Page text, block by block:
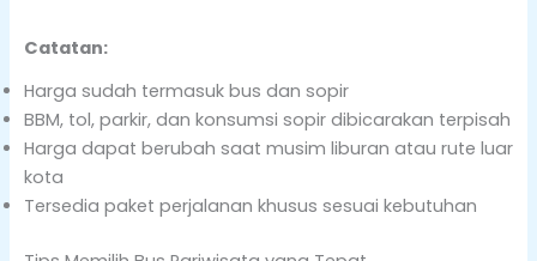
Catatan:
Harga sudah termasuk bus dan sopir
BBM, tol, parkir, dan konsumsi sopir dibicarakan terpisah
Harga dapat berubah saat musim liburan atau rute luar
kota
Tersedia paket perjalanan khusus sesuai kebutuhan